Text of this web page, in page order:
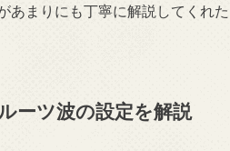
あまりにも丁寧に解説してくれ
ーツ波の設定を解説